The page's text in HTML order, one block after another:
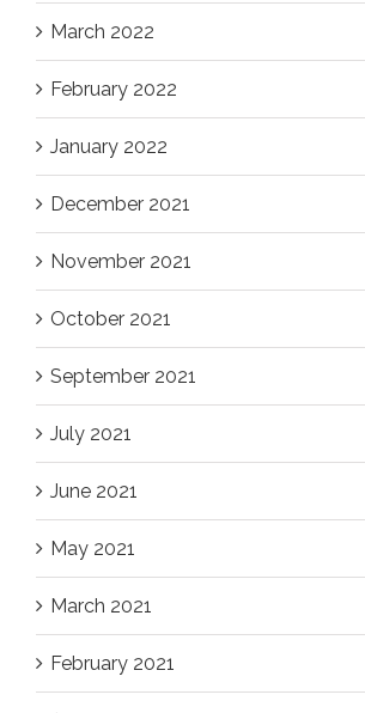
March 2022
February 2022
January 2022
December 2021
November 2021
October 2021
September 2021
July 2021
June 2021
May 2021
March 2021
February 2021